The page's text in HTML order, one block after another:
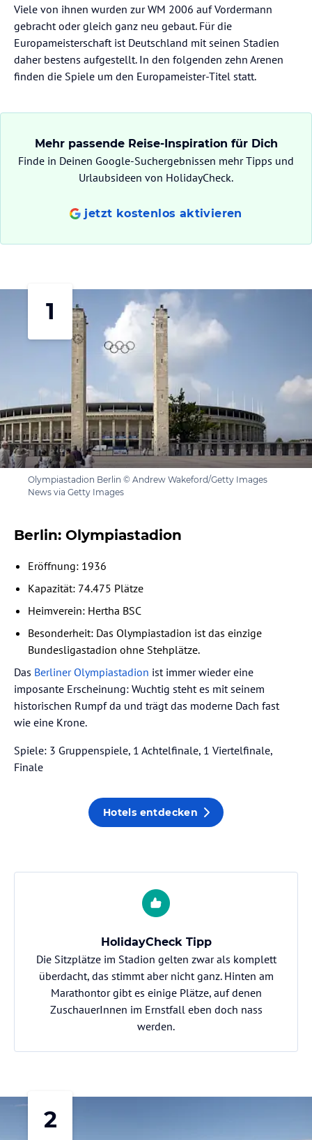
Viele von ihnen wurden zur WM 2006 auf Vordermann
gebracht oder gleich ganz neu gebaut. Für die
Europameisterschaft ist Deutschland mit seinen Stadien
daher bestens aufgestellt. In den folgenden zehn Arenen
finden die Spiele um den Europameister-Titel statt.
Mehr passende Reise-Inspiration für Dich
Finde in Deinen Google-Suchergebnissen mehr Tipps und
Urlaubsideen von HolidayCheck.
jetzt kostenlos aktivieren
1
Olympiastadion Berlin © Andrew Wakeford/Getty Images
News via Getty Images
Berlin: Olympiastadion
Eröffnung: 1936
Kapazität: 74.475 Plätze
Heimverein: Hertha BSC
Besonderheit: Das Olympiastadion ist das einzige
Bundesligastadion ohne Stehplätze.
Das Berliner Olympiastadion ist immer wieder eine
imposante Erscheinung: Wuchtig steht es mit seinem
historischen Rumpf da und trägt das moderne Dach fast
wie eine Krone.
Spiele: 3 Gruppenspiele, 1 Achtelfinale, 1 Viertelfinale,
Finale
Hotels entdecken
HolidayCheck Tipp
Die Sitzplätze im Stadion gelten zwar als komplett
überdacht, das stimmt aber nicht ganz. Hinten am
Marathontor gibt es einige Plätze, auf denen
ZuschauerInnen im Ernstfall eben doch nass
werden.
2